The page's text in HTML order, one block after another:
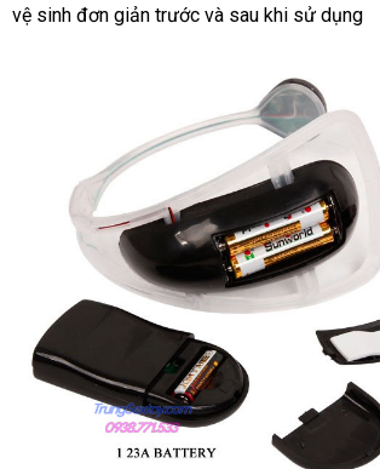
vệ sinh đơn giản trước nhập
và sau khi sử dụng